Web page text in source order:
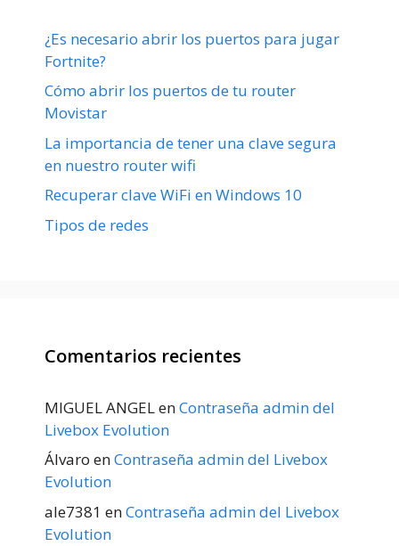
¿Es necesario abrir los puertos para jugar
Fortnite?
Cómo abrir los puertos de tu router
Movistar
La importancia de tener una clave segura
en nuestro router wifi
Recuperar clave WiFi en Windows 10
Tipos de redes
Comentarios recientes
MIGUEL ANGELenContraseña admin del
Livebox Evolution
Álvaro enContraseña admin del Livebox
Evolution
ale7381 enContraseña admin del Livebox
Evolution